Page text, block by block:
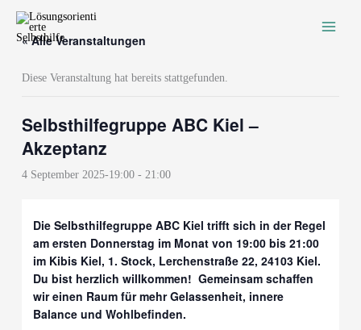
Inhalt
springen« Alle Veranstaltungen
Diese Veranstaltung hat bereits stattgefunden.
Selbsthilfegruppe ABC Kiel –
Akzeptanz
4 September 2025-19:00 -21:00
Die Selbsthilfegruppe ABC Kiel trifft sich in der Regel
am ersten Donnerstag im Monat von 19:00 bis 21:00
im Kibis Kiel, 1. Stock, Lerchenstraße 22, 24103 Kiel.
Du bist herzlich willkommen! Gemeinsam schaffen
wir einen Raum für mehr Gelassenheit, innere
Balance und Wohlbefinden.